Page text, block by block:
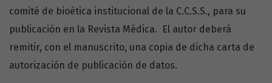
comité de bioética institucional de la C.C.S.S., para su
publicación en la Revista Médica. El autor deberá
remitir, con el manuscrito, una copia de dicha carta de
autorización de publicación de datos.